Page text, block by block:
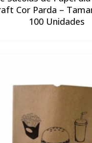
Cor Parda –
100 Unidades